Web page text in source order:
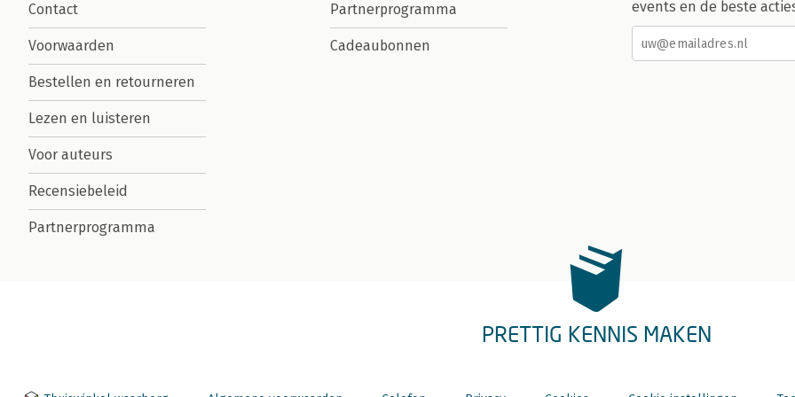
Contact
Voorwaarden
Bestellen en retourneren
Lezen en luisteren
Voor auteurs
Recensiebeleid
Partnerprogramma
Partnerprogramma
Cadeaubonnen
events en de beste
PRETTIG KENNIS MAKEN